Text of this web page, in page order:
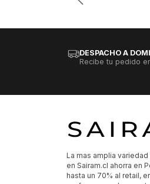
DESPACHO A
Recibe tu pedido
La mas amplia
en Sairam.cl ahorra en
hasta un 70% al retail,